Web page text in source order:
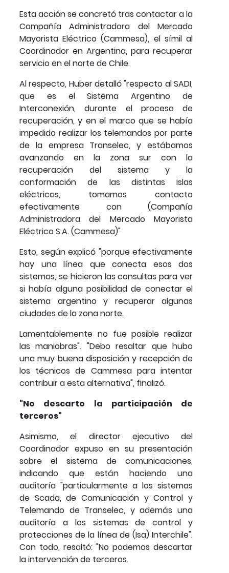
Esta acción se concretó tras contactar a la
Compañía Administradora del Mercado
Mayorista Eléctrico (Cammesa), el símil al
Coordinador en Argentina, para recuperar
servicio en el norte de Chile.
Al respecto, Huber detalló "respecto al SADI,
que es el Sistema Argentino de
Interconexión, durante el proceso de
recuperación, y en el marco que se había
impedido realizar los telemandos por parte
de la empresa Transelec, y estábamos
avanzando en la zona sur con la
recuperación del sistema y la
conformación de las distintas islas
eléctricas, tomamos contacto
efectivamente con (Compañía
Administradora del Mercado Mayorista
Eléctrico S.A. (Cammesa)"
Esto, según explicó "porque efectivamente
hay una línea que conecta esos dos
sistemas, se hicieron las consultas para ver
si había alguna posibilidad de conectar el
sistema argentino y recuperar algunas
ciudades de la zona norte.
Lamentablemente no fue posible realizar
las maniobras". "Debo resaltar que hubo
una muy buena disposición y recepción de
los técnicos de Cammesa para intentar
contribuir a esta alternativa", finalizó.
"No descarto la participación de
terceros"
Asimismo, el director ejecutivo del
Coordinador expuso en su presentación
sobre el sistema de comunicaciones,
indicando que están haciendo una
auditoría "particularmente a los sistemas
de Scada, de Comunicación y Control y
Telemando de Transelec, y además una
auditoría a los sistemas de control y
protecciones de la línea de (Isa) Interchile".
Con todo, resaltó: "No podemos descartar
la intervención de terceros.